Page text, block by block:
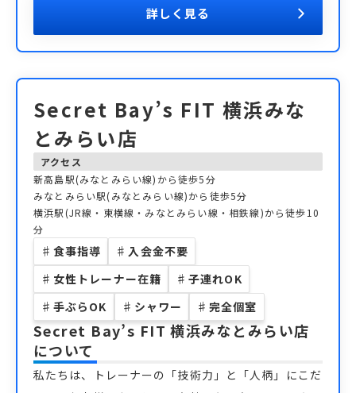
詳しく見る
Secret Bay’s FIT 横浜みな
とみらい店
アクセス
新高島駅(みなとみらい線)から徒歩5分
みなとみらい駅(みなとみらい線)から徒歩5分
横浜駅(JR線・東横線・みなとみらい線・相鉄線)から徒歩10
分
♯ 食事指導 ♯ 入会金不要
♯ 女性トレーナー在籍 ♯ 子連れOK
♯ 手ぶらOK ♯ シャワー ♯ 完全個室
Secret Bay’s FIT 横浜みなとみらい店
について
私たちは、トレーナーの「技術力」と「人柄」にこだ